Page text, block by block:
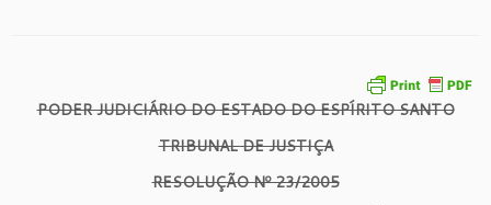
PODER JUDICIÁRIO DO ESTADO DO ESPÍRITO SANTO
TRIBUNAL DE JUSTIÇA
RESOLUÇÃO Nº 23/2005